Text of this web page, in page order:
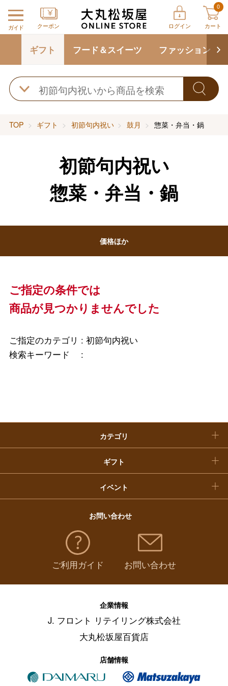
ガイド クーポン ログイン
0
カート
ギフト フード＆スイーツ ファッション
TOP ギフト 初節句内祝い 鼓月 惣菜・弁当・鍋
初節句内祝い
惣菜・弁当・鍋
ご指定の条件では
商品が見つかりませんでした
ご指定のカテゴリ : 初節句内祝い
検索キーワード :
価格ほか
カテゴリ
フード＆スイーツ
ホーム＆インテリア
ギフト
結婚内祝い
イベント
母の日
お中元
敬老の日
福袋
お問い合わせ
ご利用ガイド お問い合わせ
企業情報
J. フロント リテイリング株式会社
大丸松坂屋百貨店
店舗情報